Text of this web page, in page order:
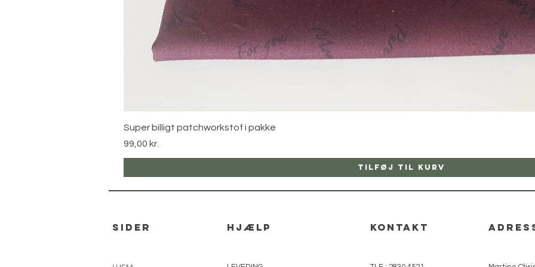
Super billigt patchworkstof i pakke
Pris
99,00 kr.
Tilføj til kurv
sider hjælp kontakt